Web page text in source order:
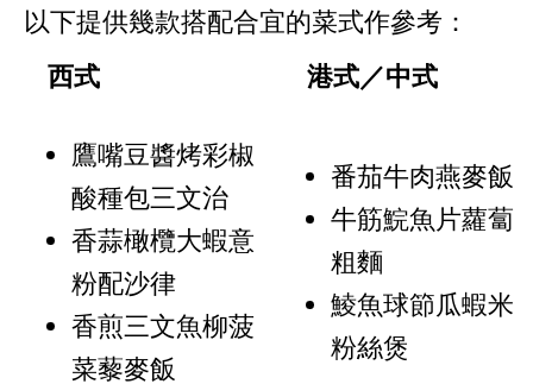
以下提供幾款搭配合宜的菜式作參考：
西式
港式／中式
鷹嘴豆醬烤彩椒
酸種包三文治
香蒜橄欖大蝦意
粉配沙律
香煎三文魚柳菠
菜藜麥飯
番茄牛肉燕麥飯
牛筋鯇魚片蘿蔔
粗麵
鯪魚球節瓜蝦米
粉絲煲